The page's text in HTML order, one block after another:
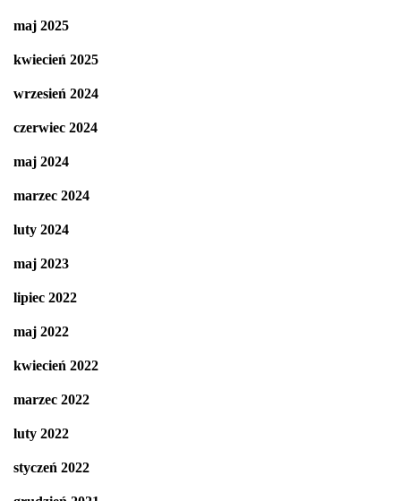
maj 2025
kwiecień 2025
wrzesień 2024
czerwiec 2024
maj 2024
marzec 2024
luty 2024
maj 2023
lipiec 2022
maj 2022
kwiecień 2022
marzec 2022
luty 2022
styczeń 2022